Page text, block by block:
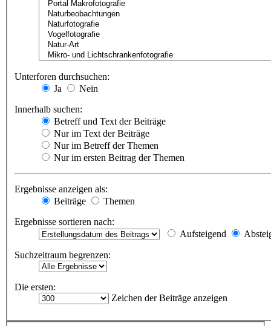
Unterforen durchsuchen:
Ja
Nein
Innerhalb suchen:
Betreff und Text der Beiträge
Nur im Text der Beiträge
Nur im Betreff der Themen
Nur im ersten Beitrag der Themen
Ergebnisse anzeigen als:
Beiträge
Themen
Ergebnisse sortieren nach:
Aufsteigend
Suchzeitraum begrenzen:
Die ersten:
Zeichen der Beiträge anzeigen